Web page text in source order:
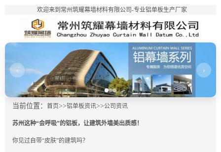
欢迎来到常州筑耀幕墙材料有限公司-专业铝单板生产厂家
‹ ›
当前位置： 首页>>铝单板资讯>>公司资讯
苏州这种“会呼吸”的铝板，让建筑外墙美出质感！
你见过自带“皮肤”的建筑吗？